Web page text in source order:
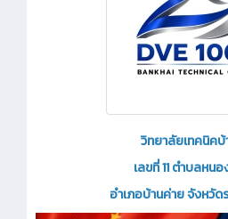
วิทยาลัยเทคนิคบ้
เลขที่ 11 ตำบลหน
อำเภอบ้านค่าย จังหวัด